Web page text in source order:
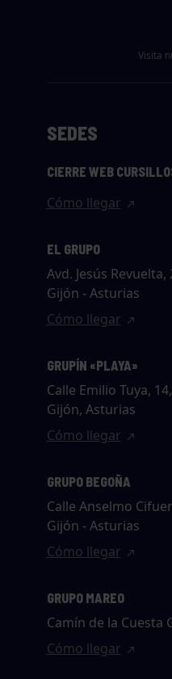
Visita
SEDES
CIERRE WEB
Cómo llegar
EL GRUPO
Avd. Jesús Revuelta,
Gijón - Asturias
Cómo llegar
GRUPÍN «PLAYA»
Calle Emilio Tuya,
Gijón, Asturias
Cómo llegar
GRUPO BEGOÑA
Calle Anselmo
Gijón - Asturias
Cómo llegar
GRUPO MAREO
Camín de la Cuesta
Cómo llegar